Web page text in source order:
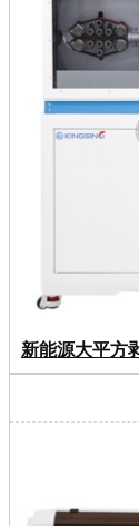
新能源大平方